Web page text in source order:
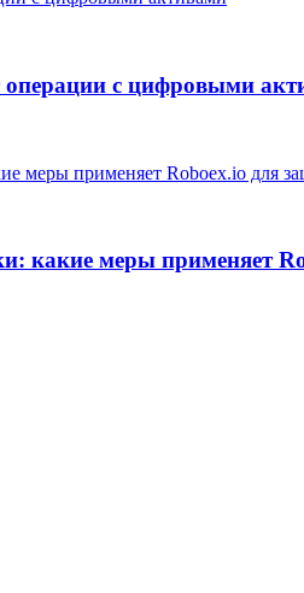
с цифровыми
какие меры применяет